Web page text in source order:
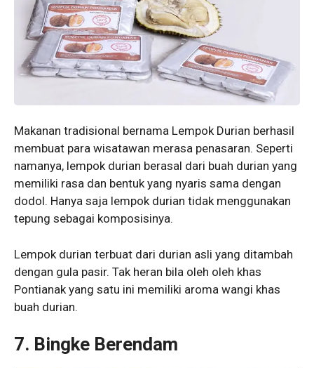
Makanan tradisional bernama Lempok Durian berhasil
membuat para wisatawan merasa penasaran. Seperti
namanya, lempok durian berasal dari buah durian yang
memiliki rasa dan bentuk yang nyaris sama dengan
dodol. Hanya saja lempok durian tidak menggunakan
tepung sebagai komposisinya.
Lempok durian terbuat dari durian asli yang ditambah
dengan gula pasir. Tak heran bila oleh oleh khas
Pontianak yang satu ini memiliki aroma wangi khas
buah durian.
7. Bingke Berendam